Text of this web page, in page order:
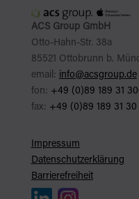
ACS Group GmbH
Otto-Hahn-Str. 38a
85521 Ottobrunn b.
email: info@acsgroup.de
fon: +49 (0)89 189 31
fax: +49 (0)89 189 31 30
Impressum
Datenschutzerklärung
Barrierefreiheit